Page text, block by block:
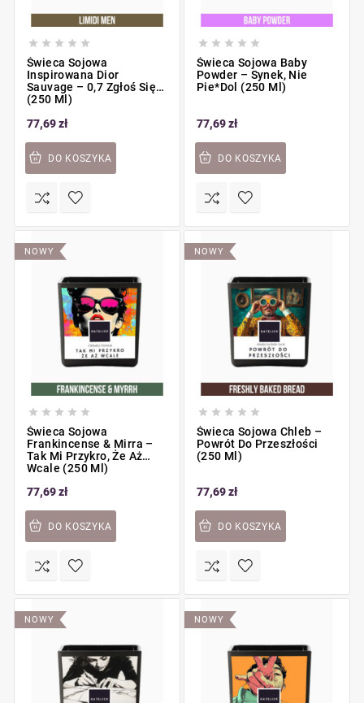
    
Świeca Sojowa
Inspirowana Dior
Sauvage – 0,7 Zgłoś Się
(250 Ml)
77,69 zł
DO KOSZYKA
    
Świeca Sojowa Baby
Powder – Synek, Nie
Pie*dol (250 Ml)
77,69 zł
DO KOSZYKA
NOWY
    
Świeca Sojowa
Frankincense & Mirra –
Tak Mi Przykro, Że Aż
Wcale (250 Ml)
77,69 zł
DO KOSZYKA
NOWY
    
Świeca Sojowa Chleb –
Powrót Do Przeszłości
(250 Ml)
77,69 zł
DO KOSZYKA
NOWY NOWY